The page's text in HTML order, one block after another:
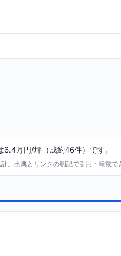
万円/坪（成約46件）です。
出典とリンクの明記で引用・転載で